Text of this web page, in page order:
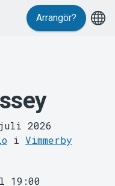
Arrangör?
2026
i Vimmerby
19:00